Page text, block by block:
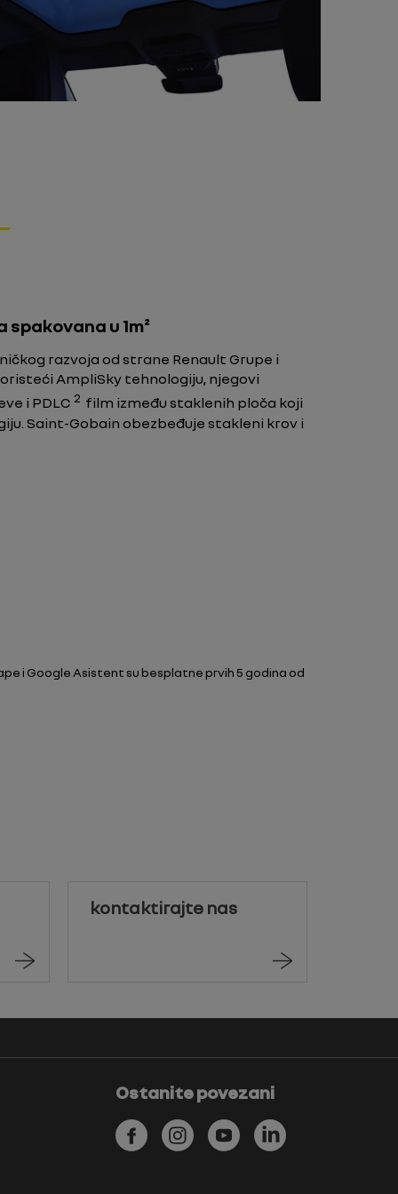
u 1m²
razvoja od strane Renault Grupe i
AmpliSky tehnologiju, njegovi
i PDLC 2 film između staklenih ploča koji
Saint-Gobain obezbeđuje stakleni krov i
i Google Asistent su besplatne prvih 5 godina od
kontaktirajte nas